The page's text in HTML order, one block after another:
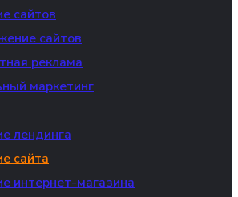
сайтов
сайтов
реклама
маркетинг
лендинга
сайта
интернет-магазина